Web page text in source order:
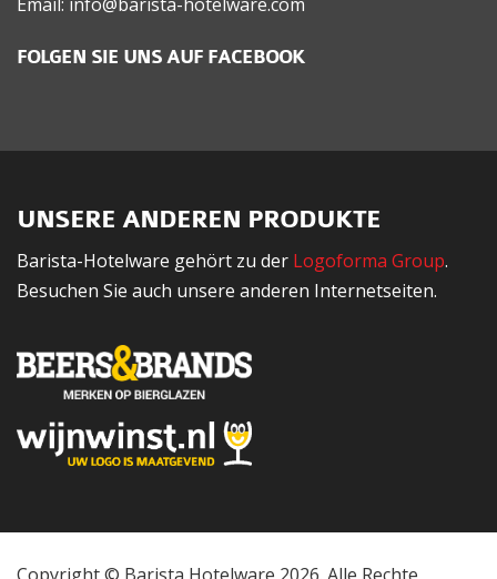
FOLGEN SIE UNS AUF FACEBOOK
UNSERE ANDEREN PRODUKTE
Barista-Hotelware gehört zu der Logoforma Group.
Besuchen Sie auch unsere anderen Internetseiten.